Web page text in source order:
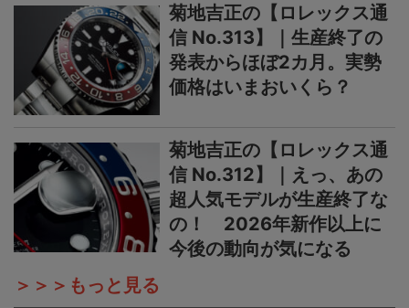
菊地吉正の【ロレックス通
信 No.313】｜生産終了の
発表からほぼ2カ月。実勢
価格はいまおいくら？
菊地吉正の【ロレックス通
信 No.312】｜えっ、あの
超人気モデルが生産終了な
の！ 2026年新作以上に
今後の動向が気になる
＞＞＞もっと見る